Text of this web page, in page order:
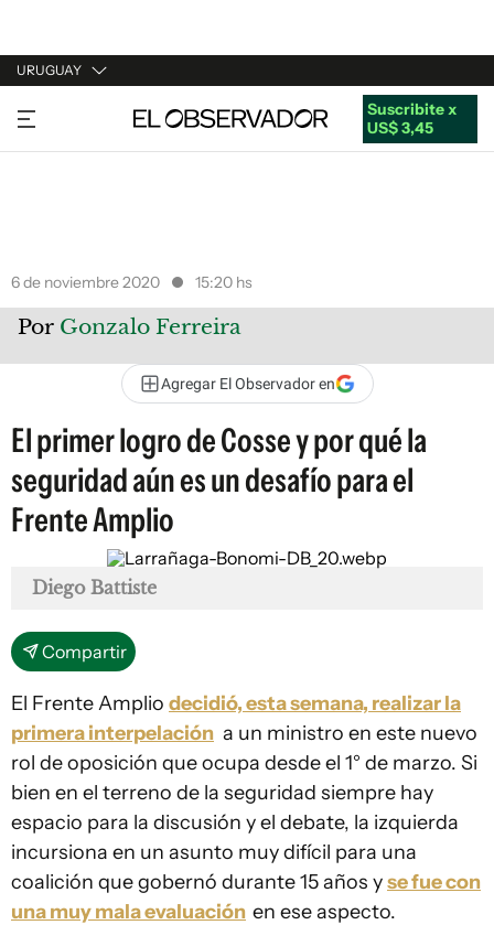
URUGUAY
URUGUAY
ARGENTINA
Suscribite x
US$ 3,45
6 de noviembre 2020 15:20 hs
Por Gonzalo Ferreira
Agregar El Observador en
El primer logro de Cosse y por qué la
seguridad aún es un desafío para el
Frente Amplio
Diego Battiste
Compartir
El Frente Amplio decidió, esta semana, realizar la
primera interpelación a un ministro en este nuevo
rol de oposición que ocupa desde el 1° de marzo. Si
bien en el terreno de la seguridad siempre hay
espacio para la discusión y el debate, la izquierda
incursiona en un asunto muy difícil para una
coalición que gobernó durante 15 años yse fue con
una muy mala evaluación en ese aspecto.